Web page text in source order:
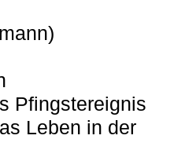
Pfingstereignis
Leben in der